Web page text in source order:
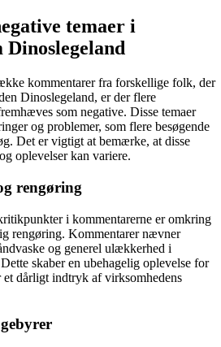
temaer i
kommentarer fra forskellige folk, der
Dinoslegeland, er der flere
som negative. Disse temaer
og problemer, som flere besøgende
Det er vigtigt at bemærke, at disse
oplevelser kan variere.
rengøring
i kommentarerne er omkring
rengøring. Kommentarer nævner
og generel ulækkerhed i
skaber en ubehagelig oplevelse for
et dårligt indtryk af virksomhedens